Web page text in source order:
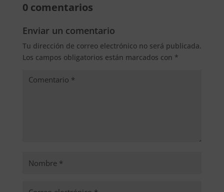
0 comentarios
Enviar un comentario
Tu dirección de correo electrónico no será publicada.
Los campos obligatorios están marcados con *